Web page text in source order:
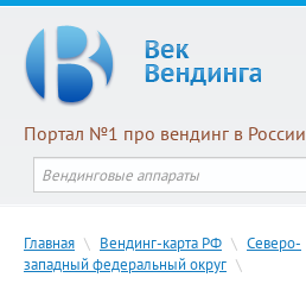
Портал №1 про вендинг в России
Главная \ Вендинг-карта РФ \ Северо-
западный федеральный округ \